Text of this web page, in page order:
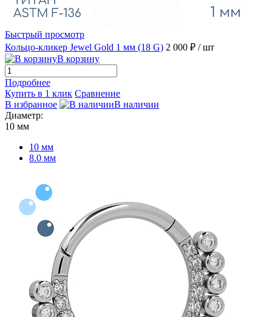
Быстрый просмотр
Кольцо-кликер Jewel Gold 1 мм (18 G) 2 000 ₽ / шт
В корзину
Подробнее
Купить в 1 клик Сравнение
В избранное
В наличии
Диаметр:
10 мм
10 мм
8.0 мм